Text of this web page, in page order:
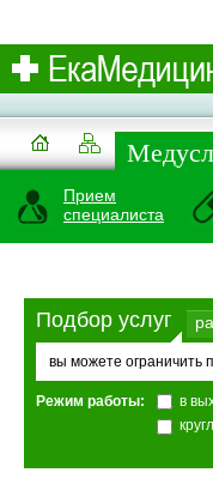
Прием
специалиста
Подбор услуг
вы можете ограничить
Режим работы:
в